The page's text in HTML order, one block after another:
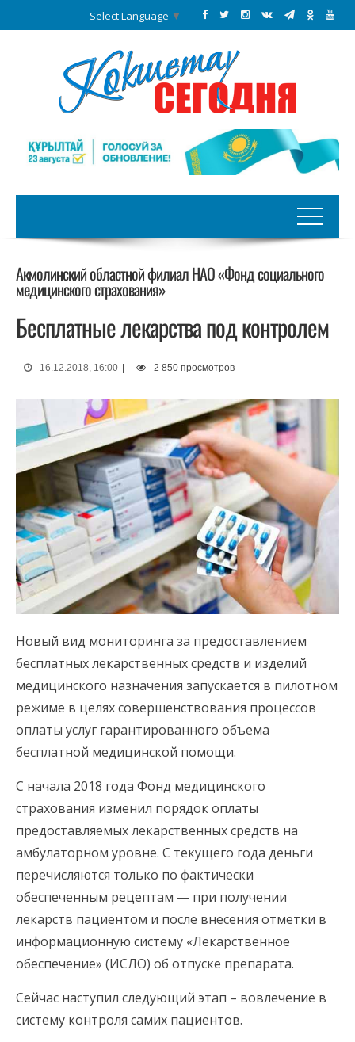
Select Language ▼
Акмолинский областной филиал НАО «Фонд социального
медицинского страхования»
Бесплатные лекарства под контролем
16.12.2018, 16:00 2 850 просмотров
Новый вид мониторинга за предоставлением
бесплатных лекарственных средств и изделий
медицинского назначения запускается в пилотном
режиме в целях совершенствования процессов
оплаты услуг гарантированного объема
бесплатной медицинской помощи.
С начала 2018 года Фонд медицинского
страхования изменил порядок оплаты
предоставляемых лекарственных средств на
амбулаторном уровне. С текущего года деньги
перечисляются только по фактически
обеспеченным рецептам — при получении
лекарств пациентом и после внесения отметки в
информационную систему «Лекарственное
обеспечение» (ИСЛО) об отпуске препарата.
Сейчас наступил следующий этап – вовлечение в
систему контроля самих пациентов.